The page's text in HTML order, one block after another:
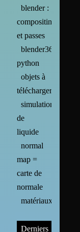
blender :
compositing
et passes
blender365
python
objets à
télécharger
simulation
de
liquide
normal
map =
carte de
normale
matériaux
Derniers